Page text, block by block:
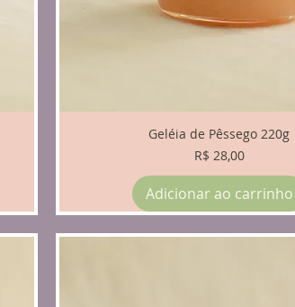
Geléia de Pêssego 220g
Preço
R$ 28,00
Adicionar ao carrinho